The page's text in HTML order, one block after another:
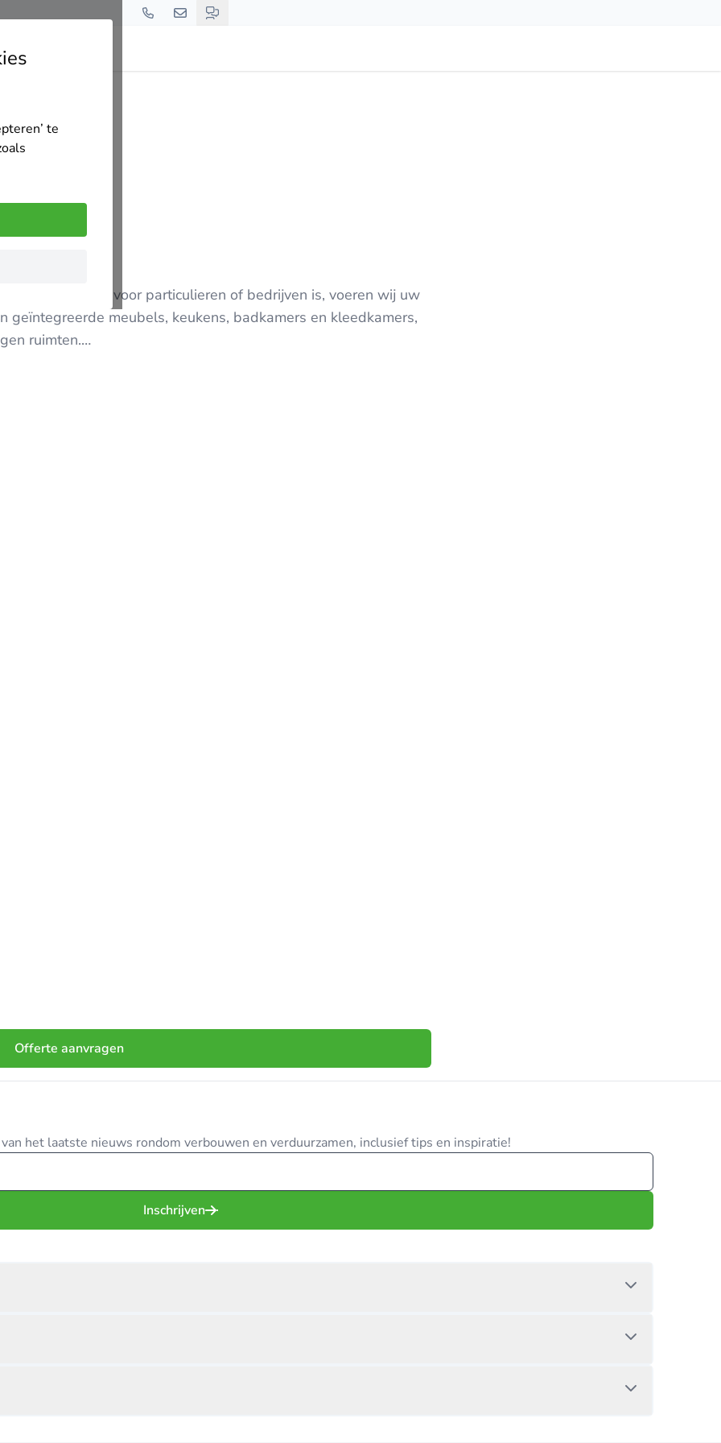
te
of het nu voor particulieren of bedrijven is, voeren wij uw
geïntegreerde meubels, keukens, badkamers en kleedkamers,
ruimten.
en poorten.
Offerte aanvragen
het laatste nieuws rondom verbouwen en verduurzamen, inclusief tips en inspiratie!
Inschrijven